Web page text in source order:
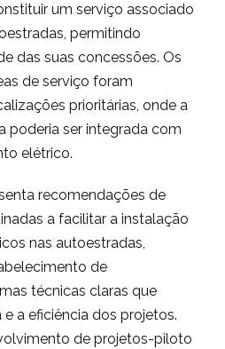
um serviço associado
permitindo
das suas concessões. Os
de serviço foram
prioritárias, onde a
poderia ser integrada com
elétrico.
recomendações de
a facilitar a instalação
nas autoestradas,
de
técnicas claras que
a eficiência dos projetos.
de projetos-piloto